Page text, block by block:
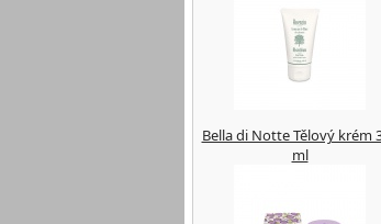
Bella di Notte Tělový krém
ml